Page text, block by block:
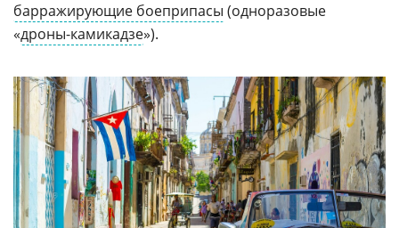
барражирующие боеприпасы (одноразовые
«дроны-камикадзе»).